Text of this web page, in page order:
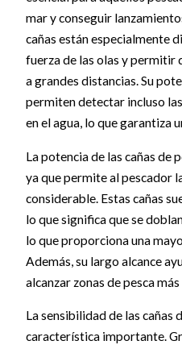
mar y conseguir
cañas están especialmente
fuerza de las olas y permitir
a grandes distancias. Su
permiten detectar incluso
en el agua, lo que garantiza
La potencia de las cañas de
ya que permite al pescador
considerable. Estas cañas
lo que significa que se
lo que proporciona una
Además, su largo alcance
alcanzar zonas de pesca
La sensibilidad de las cañas
característica importante.